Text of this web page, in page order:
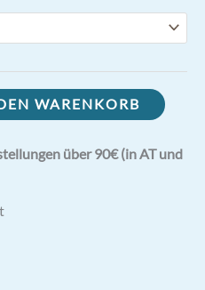
WARENKORB
über 90€ (in AT und